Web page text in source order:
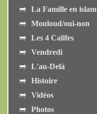
La Famille en islam
Mouloud/oui-non
Les 4 Califes
Vendredi
L'au-Delà
Histoire
Vidéos
Photos